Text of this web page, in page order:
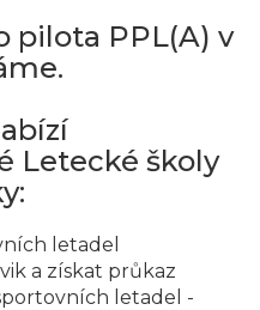
pilota PPL(A) v
Letecké školy
letadel
a získat průkaz
letadel -